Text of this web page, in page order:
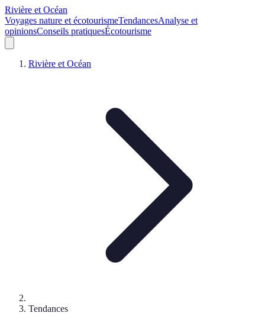
Rivière et Océan
Voyages nature et écotourismeTendancesAnalyse et
opinionsConseils pratiquesÉcotourisme
Rivière et Océan
Tendances